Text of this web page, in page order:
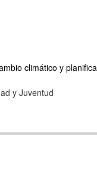
climático y
y Juventud